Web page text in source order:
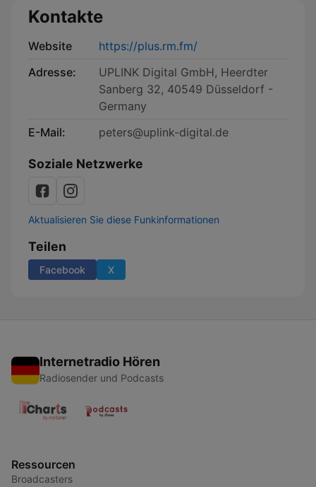
Kontakte
Website
https://plus.rm.fm/
Adresse:
UPLINK Digital GmbH, Heerdter
Sanberg 32, 40549 Düsseldorf -
Germany
E-Mail:
peters@uplink-digital.de
Soziale Netzwerke
Aktualisieren Sie diese Funkinformationen
Teilen
Facebook X
Internetradio Hören
Radiosender und Podcasts
Ressourcen
Broadcasters